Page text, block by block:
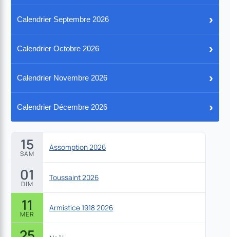
Calendrier Septembre 2026 ›
Calendrier Octobre 2026 ›
Calendrier Novembre 2026 ›
Calendrier Décembre 2026 ›
15
SAM
Assomption 2026
01
DIM
Toussaint 2026
11
MER
Armistice 1918 2026